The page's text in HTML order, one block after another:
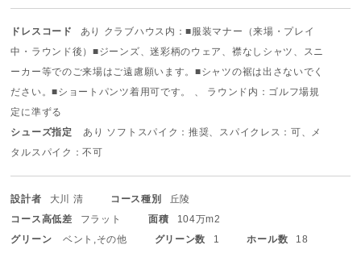
ドレスコード
あり クラブハウス内：■服装マナー（来場・プレイ
中・ラウンド後）■ジーンズ、迷彩柄のウェア、襟なしシャツ、スニ
ーカー等でのご来場はご遠慮願います。■シャツの裾は出さないでく
ださい。■ショートパンツ着用可です。
、 ラウンド内：ゴルフ場規
定に準ずる
シューズ指定
あり ソフトスパイク：推奨、スパイクレス：可、メ
タルスパイク：不可
設計者 大川 清 コース種別
丘陵
コース高低差
フラット 面積
104万m2
グリーン
ベント,その他 グリーン数 1 ホール数
18